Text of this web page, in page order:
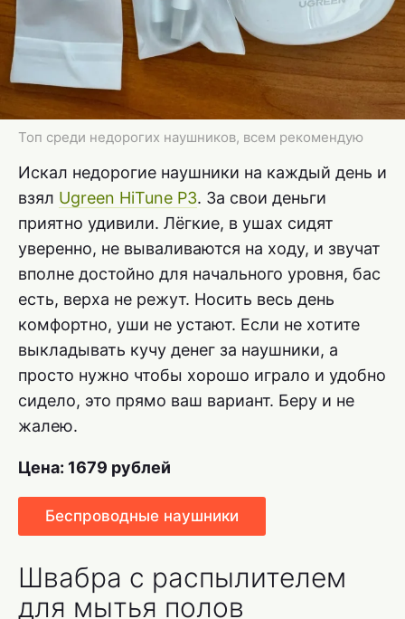
Топ среди недорогих наушников, всем рекомендую
Искал недорогие наушники на каждый день и
взял Ugreen HiTune P3. За свои деньги
приятно удивили. Лёгкие, в ушах сидят
уверенно, не вываливаются на ходу, и звучат
вполне достойно для начального уровня, бас
есть, верха не режут. Носить весь день
комфортно, уши не устают. Если не хотите
выкладывать кучу денег за наушники, а
просто нужно чтобы хорошо играло и удобно
сидело, это прямо ваш вариант. Беру и не
жалею.
Цена: 1679 рублей
Беспроводные наушники
Швабра с распылителем
для мытья полов